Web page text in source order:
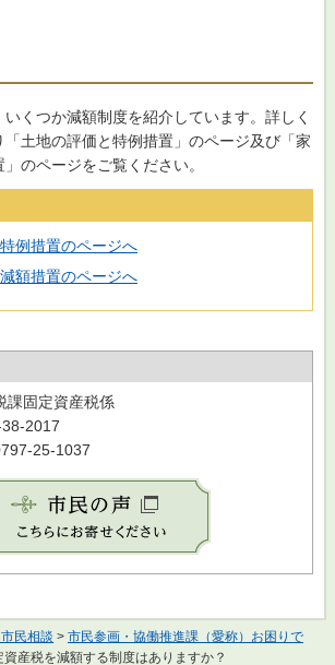
くつか減額制度を紹介しています。詳しく
「土地の評価と特例措置」のページ及び「家
のページをご覧ください。
例措置のページへ
額措置のページへ
課固定資産税係
2017
25-1037
民相談 > 市民参画・協働推進課（愛称）お困りで
資産税を減額する制度はありますか？